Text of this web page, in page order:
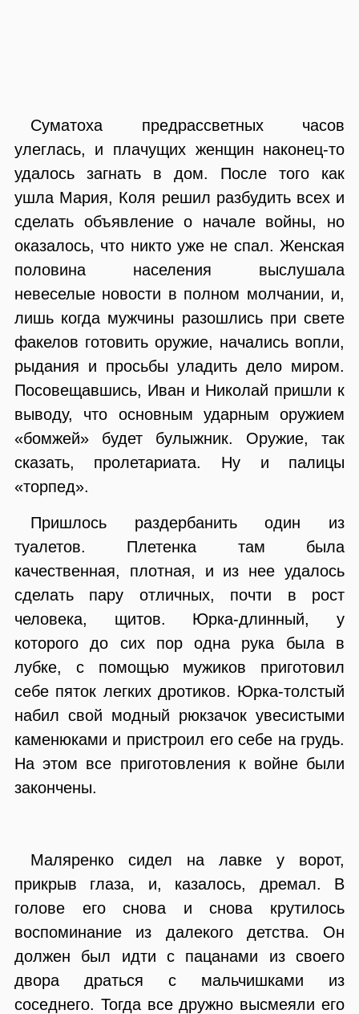
Суматоха предрассветных часов
улеглась, и плачущих женщин наконец-то
удалось загнать в дом. После того как
ушла Мария, Коля решил разбудить всех и
сделать объявление о начале войны, но
оказалось, что никто уже не спал. Женская
половина населения выслушала
невеселые новости в полном молчании, и,
лишь когда мужчины разошлись при свете
факелов готовить оружие, начались вопли,
рыдания и просьбы уладить дело миром.
Посовещавшись, Иван и Николай пришли к
выводу, что основным ударным оружием
«бомжей» будет булыжник. Оружие, так
сказать, пролетариата. Ну и палицы
«торпед».
Пришлось раздербанить один из
туалетов. Плетенка там была
качественная, плотная, и из нее удалось
сделать пару отличных, почти в рост
человека, щитов. Юрка-длинный, у
которого до сих пор одна рука была в
лубке, с помощью мужиков приготовил
себе пяток легких дротиков. Юрка-толстый
набил свой модный рюкзачок увесистыми
каменюками и пристроил его себе на грудь.
На этом все приготовления к войне были
закончены.
Маляренко сидел на лавке у ворот,
прикрыв глаза, и, казалось, дремал. В
голове его снова и снова крутилось
воспоминание из далекого детства. Он
должен был идти с пацанами из своего
двора драться с мальчишками из
соседнего. Тогда все дружно высмеяли его